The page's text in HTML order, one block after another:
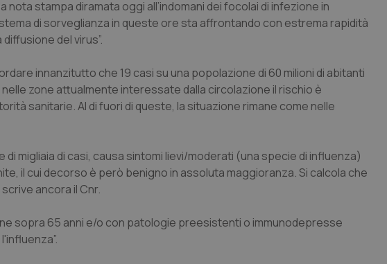
stampa diramata oggi all’indomani dei focolai di infezione in
di sorveglianza in queste ore sta affrontando con estrema rapidità
del virus”.
innanzitutto che 19 casi su una popolazione di 60 milioni di abitanti
zone attualmente interessate dalla circolazione il rischio è
sanitarie. Al di fuori di queste, la situazione rimane come nelle
migliaia di casi, causa sintomi lievi/moderati (una specie di influenza)
il cui decorso è però benigno in assoluta maggioranza. Si calcola che
ancora il Cnr.
sopra 65 anni e/o con patologie preesistenti o immunodepresse